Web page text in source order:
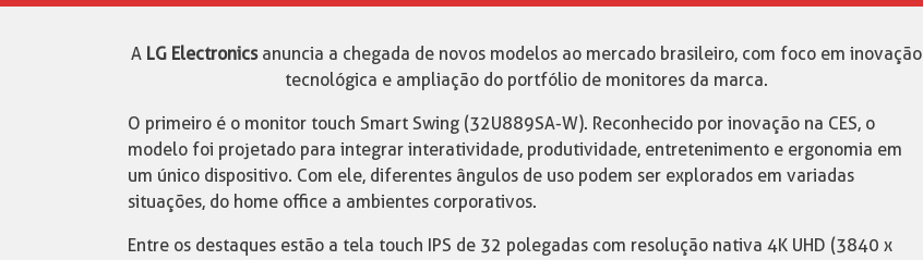
A LG Electronicsanuncia a chegada de novos modelos ao mercado brasileiro, com foco em inovação
tecnológica e ampliação do portfólio de monitores da marca.
O primeiro é o monitor touch Smart Swing (32U889SA-W). Reconhecido por inovação na CES, o
modelo foi projetado para integrar interatividade, produtividade, entretenimento e ergonomia em
um único dispositivo. Com ele, diferentes ângulos de uso podem ser explorados em variadas
situações, do home office a ambientes corporativos.
Entre os destaques estão a tela touch IPS de 32 polegadas com resolução nativa 4K UHD (3840 x